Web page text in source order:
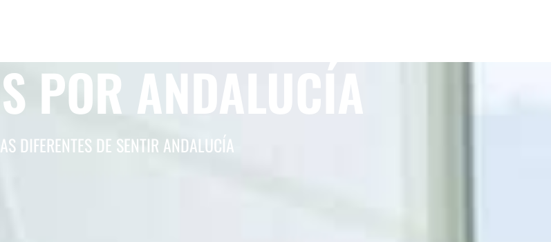
POR ANDALUCÍA
DIFERENTES DE SENTIR ANDALUCÍA